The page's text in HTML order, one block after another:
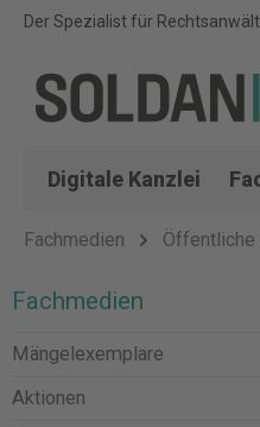
Der Spezialist für
Digitale Kanzlei
Fachmedien Öffentliche
Fachmedien
Mängelexemplare
Aktionen